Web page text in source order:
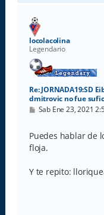
locolacolina
Legendario
Re: JORNADA19:SD
dmitrovic no fue
M
s
a
j
Sab Ene 23, 2021
Puedes hablar de
floja.
Y te repito: